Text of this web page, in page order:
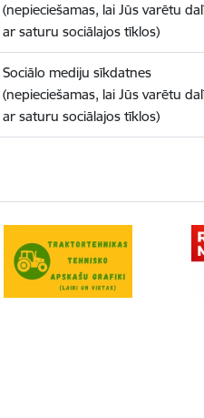
(nepieciešamas, lai Jūs varētu
ar saturu sociālajos tīklos)
Sociālo mediju sīkdatnes
(nepieciešamas, lai Jūs varētu
ar saturu sociālajos tīklos)